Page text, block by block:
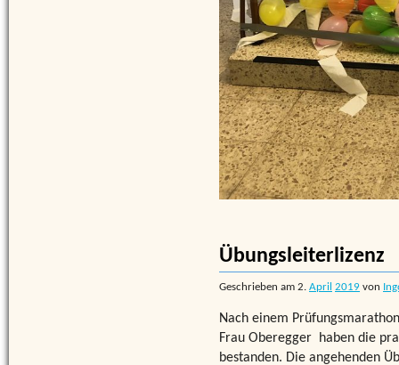
Übungsleiterlizenz
Geschrieben am 2. April 2019 von
Nach einem
Frau Oberegger haben die
bestanden. Die angehenden